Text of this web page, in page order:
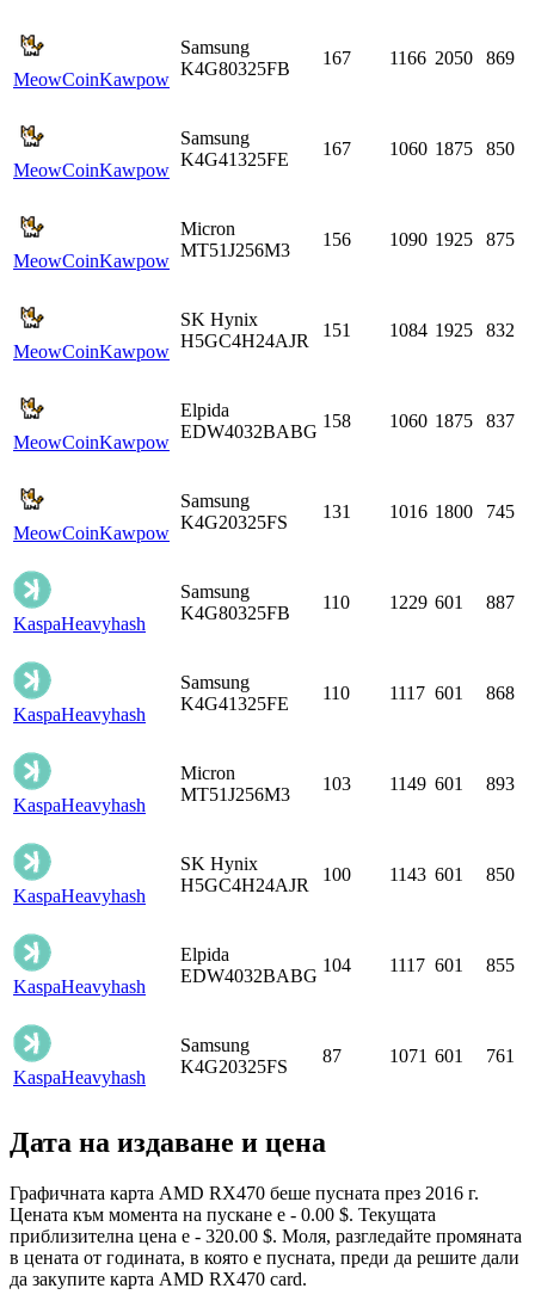
MeowCoinKawpow
Samsung
K4G80325FB
167 1166 2050 869
MeowCoinKawpow
Samsung
K4G41325FE
167 1060 1875 850
MeowCoinKawpow
Micron
MT51J256M3
156 1090 1925 875
MeowCoinKawpow
SK Hynix
H5GC4H24AJR
151 1084 1925 832
MeowCoinKawpow
Elpida
EDW4032BABG
158 1060 1875 837
MeowCoinKawpow
Samsung
K4G20325FS
131 1016 1800 745
KaspaHeavyhash
Samsung
K4G80325FB
110 1229 601 887
KaspaHeavyhash
Samsung
K4G41325FE
110 1117 601 868
KaspaHeavyhash
Micron
MT51J256M3
103 1149 601 893
KaspaHeavyhash
SK Hynix
H5GC4H24AJR
100 1143 601 850
KaspaHeavyhash
Elpida
EDW4032BABG
104 1117 601 855
KaspaHeavyhash
Samsung
K4G20325FS
87 1071 601 761
Дата на издаване и цена
Графичната карта AMD RX470 беше пусната през 2016 г.
Цената към момента на пускане е - 0.00 $. Текущата
приблизителна цена е - 320.00 $. Моля, разгледайте промяната
в цената от годината, в която е пусната, преди да решите дали
да закупите карта AMD RX470 card.